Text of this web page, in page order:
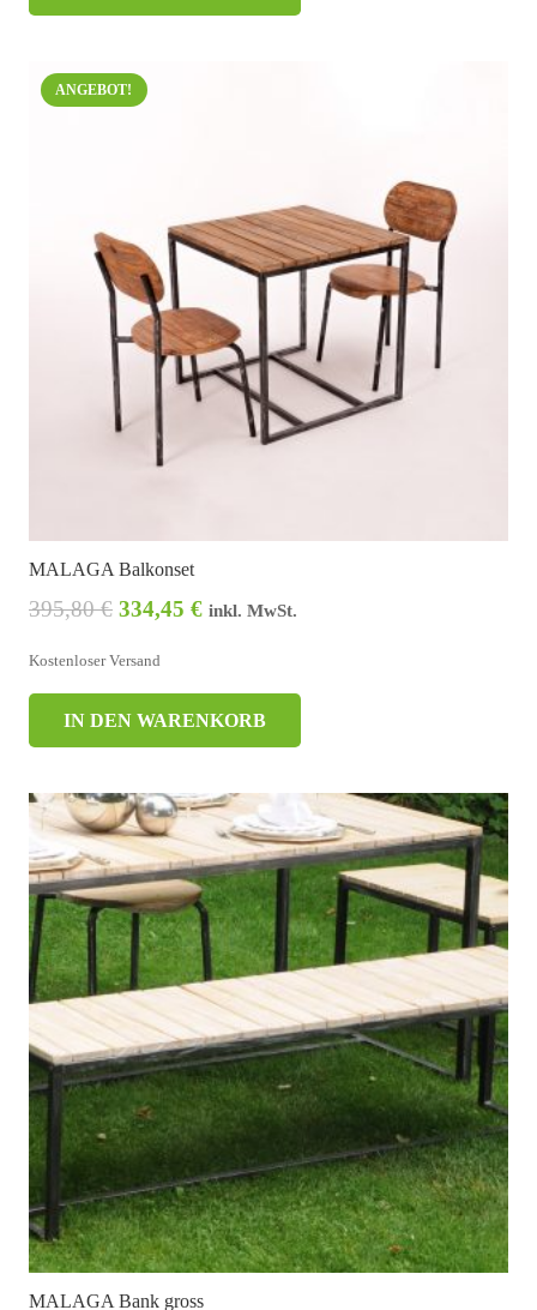
ANGEBOT!
MALAGA Balkonset
395,80€ 334,45 € inkl. MwSt.
Kostenloser Versand
IN DEN WARENKORB
MALAGA Bank gross